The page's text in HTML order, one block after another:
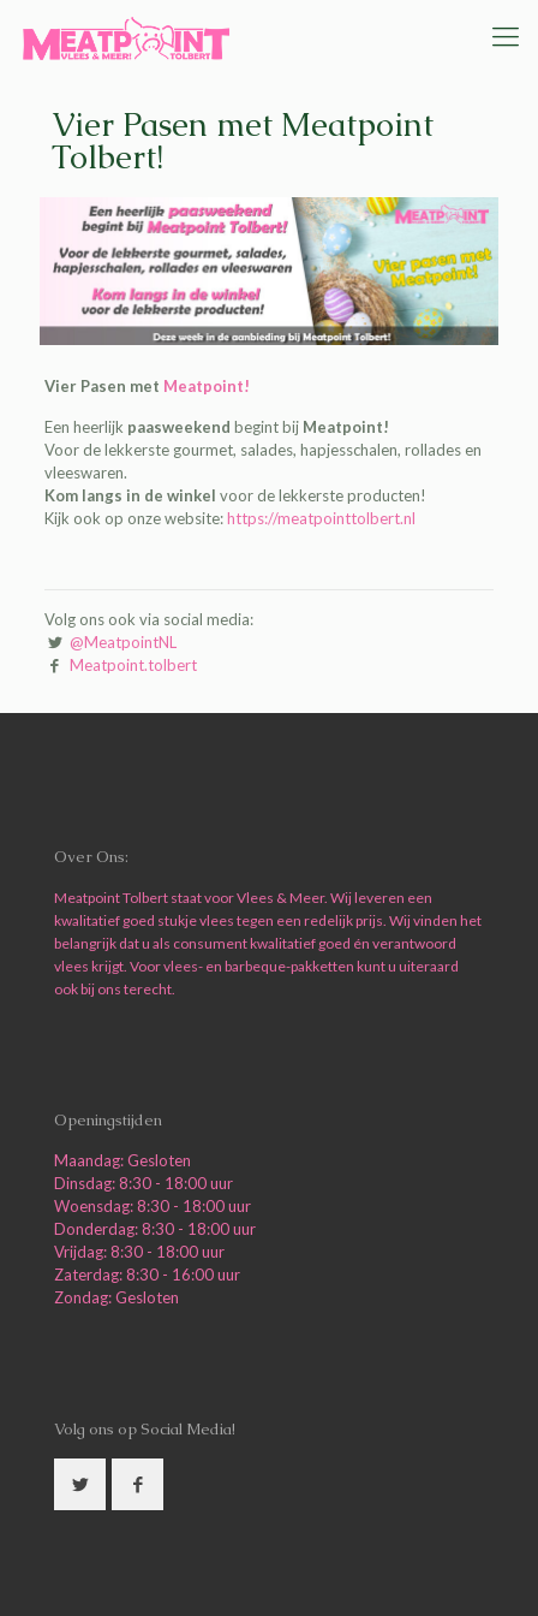
Vier Pasen met Meatpoint
Tolbert!
Vier Pasen met Meatpoint!
Een heerlijk paasweekend begint bij Meatpoint!
Voor de lekkerste gourmet, salades, hapjesschalen, rollades en
vleeswaren.
Kom langs in de winkel voor de lekkerste producten!
Kijk ook op onze website:https://meatpointtolbert.nl
Volg ons ook via social media:
@MeatpointNL
Meatpoint.tolbert
Over Ons:
Meatpoint Tolbert staat voor Vlees & Meer. Wij leveren een
kwalitatief goed stukje vlees tegen een redelijk prijs. Wij vinden het
belangrijk dat u als consument kwalitatief goed én verantwoord
vlees krijgt. Voor vlees- en barbeque-pakketten kunt u uiteraard
ook bij ons terecht.
Openingstijden
Maandag: Gesloten
Dinsdag: 8:30 - 18:00 uur
Woensdag: 8:30 - 18:00 uur
Donderdag: 8:30 - 18:00 uur
Vrijdag: 8:30 - 18:00 uur
Zaterdag: 8:30 - 16:00 uur
Zondag: Gesloten
Volg ons op Social Media!